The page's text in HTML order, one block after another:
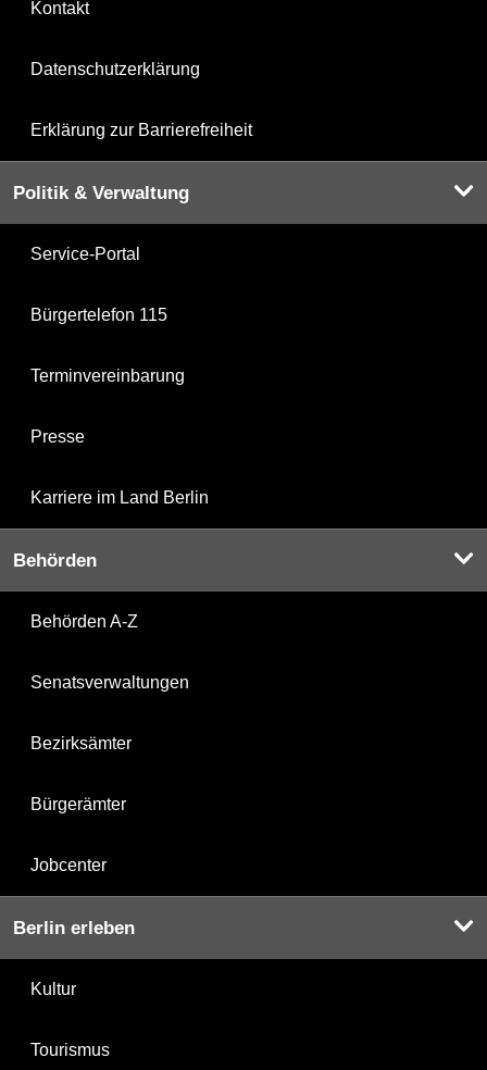
Kontakt
Datenschutzerklärung
Erklärung zur Barrierefreiheit
Politik & Verwaltung
Service-Portal
Bürgertelefon 115
Terminvereinbarung
Presse
Karriere im Land Berlin
Behörden
Behörden A-Z
Senatsverwaltungen
Bezirksämter
Bürgerämter
Jobcenter
Berlin erleben
Kultur
Tourismus